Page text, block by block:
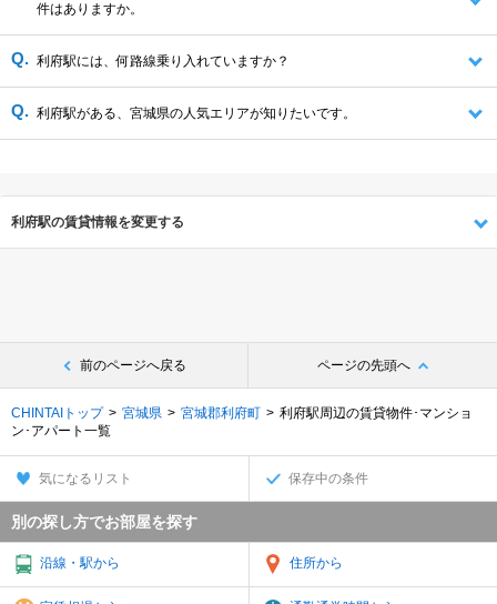
件はありますか。
利府駅には、何路線乗り入れていますか？
利府駅がある、宮城県の人気エリアが知りたいです。
利府駅の賃貸情報を変更する
前のページへ戻る ページの先頭へ
CHINTAIトップ 宮城県 宮城郡利府町
利府駅周辺の賃貸物件･マンショ
ン･アパート一覧
気になるリスト 保存中の条件
別の探し方でお部屋を探す
沿線・駅から 住所から